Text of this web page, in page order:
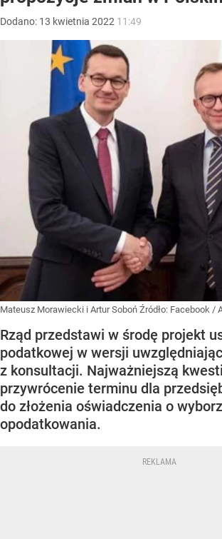
Dodano: 13 kwietnia 2022 11:49
Mateusz Morawiecki i Artur Soboń Źródło: Facebook /
Rząd przedstawi w środę projekt
podatkowej w wersji
z konsultacji. Najważniejszą
przywrócenie terminu dla
do złożenia oświadczenia o
opodatkowania.